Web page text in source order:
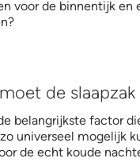
voor de binnentijk
de slaapzak
belangrijkste factor
universeel mogelijk
de echt koude